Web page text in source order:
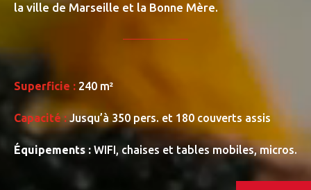
la ville de Marseille et la Bonne Mère.
Superficie : 240 m²
Capacité : Jusqu’à 350 pers. et 180 couverts assis
Équipements : WIFI, chaises et tables mobiles, micros.